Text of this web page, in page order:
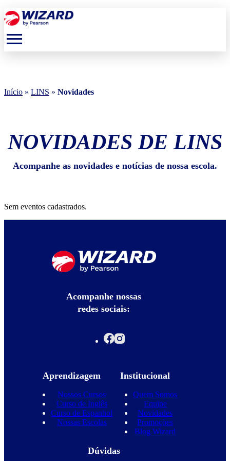
menu
Início » LINS » Novidades
NOVIDADES DE LINS
Acompanhe as novidades e notícias de nossa escola.
Sem eventos cadastrados.
Acompanhe nossas
redes sociais:
Aprendizagem
Nossos Cursos
Curso de Inglês
Curso de Espanhol
Nossas Escolas
Institucional
Quem Somos
Equipe
Novidades
Promoções
Blog Wizard
Dúvidas